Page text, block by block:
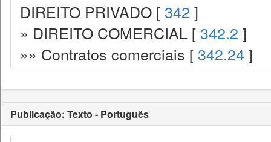
DIREITO PRIVADO [ 342 ]
» DIREITO COMERCIAL [ 342.2 ]
»» Contratos comerciais [ 342.24 ]
Publicação: Texto - Português